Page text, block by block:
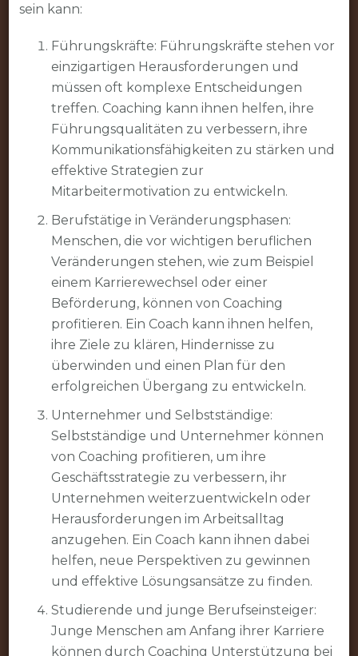
sein kann:
Führungskräfte: Führungskräfte stehen vor
einzigartigen Herausforderungen und
müssen oft komplexe Entscheidungen
treffen. Coaching kann ihnen helfen, ihre
Führungsqualitäten zu verbessern, ihre
Kommunikationsfähigkeiten zu stärken und
effektive Strategien zur
Mitarbeitermotivation zu entwickeln.
Berufstätige in Veränderungsphasen:
Menschen, die vor wichtigen beruflichen
Veränderungen stehen, wie zum Beispiel
einem Karrierewechsel oder einer
Beförderung, können von Coaching
profitieren. Ein Coach kann ihnen helfen,
ihre Ziele zu klären, Hindernisse zu
überwinden und einen Plan für den
erfolgreichen Übergang zu entwickeln.
Unternehmer und Selbstständige:
Selbstständige und Unternehmer können
von Coaching profitieren, um ihre
Geschäftsstrategie zu verbessern, ihr
Unternehmen weiterzuentwickeln oder
Herausforderungen im Arbeitsalltag
anzugehen. Ein Coach kann ihnen dabei
helfen, neue Perspektiven zu gewinnen
und effektive Lösungsansätze zu finden.
Studierende und junge Berufseinsteiger:
Junge Menschen am Anfang ihrer Karriere
können durch Coaching Unterstützung bei